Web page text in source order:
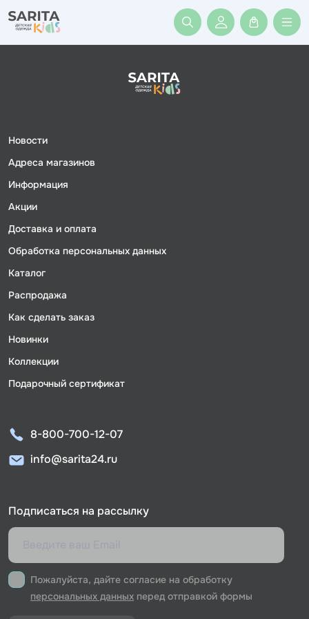
Войти или
Новости
Адреса магазинов
Информация
Акции
Доставка и оплата
Обработка персональных данных
Каталог
Распродажа
Как сделать заказ
Новинки
Коллекции
Подарочный сертификат
8-800-700-12-07
info@sarita24.ru
Подписаться на рассылку
Пожалуйста, дайте согласие на обработку
персональных данных перед отправкой формы